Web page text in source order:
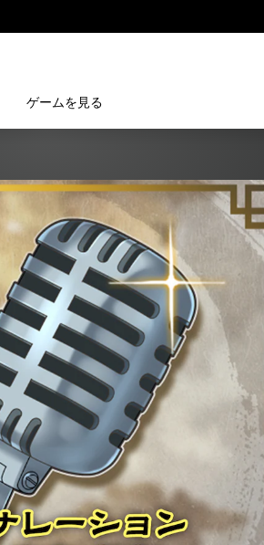
ゲームを見る